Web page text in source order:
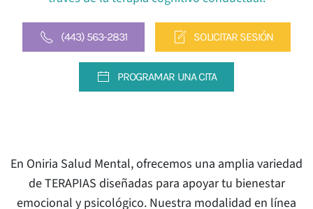
(443) 563-2831 SOLICITAR SESIÓN
PROGRAMAR UNA CITA
En Oniria Salud Mental, ofrecemos una amplia variedad
de TERAPIAS diseñadas para apoyar tu bienestar
emocional y psicológico. Nuestra modalidad en línea